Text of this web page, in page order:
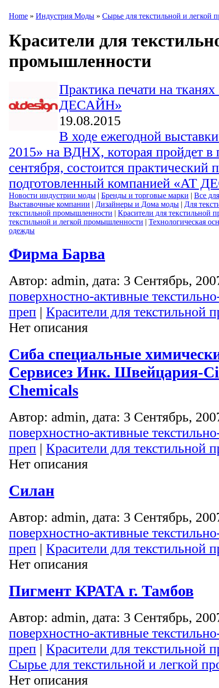
Home » Индустрия Моды » Сырье для текстильной и легкой
Красители для
промышленности
Практика печати на
ДЕСАЙН»
19.08.2015
В ходе ежегодной
2015» на ВДНХ, которая пройдет
сентября, состоится практический
подготовленный компанией «АТ
Новости индустрии моды | Бренды и торговые марки | Все
Выставочные компании | Дизайнеры и Дома моды | Для
текстильной промышленности | Красители для текстильной
текстильной и легкой промышленности | Технологическая
одежды
Фирма Барва
Автор: admin, дата: 3 Сентябрь,
поверхностно-активные
преп | Красители для текстильной
Нет описания
Сиба специальные
Сервисез Инк. Швейцария-
Chemicals
Автор: admin, дата: 3 Сентябрь,
поверхностно-активные
преп | Красители для текстильной
Нет описания
Силан
Автор: admin, дата: 3 Сентябрь,
поверхностно-активные
преп | Красители для текстильной
Нет описания
Пигмент КРАТА г. Тамбов
Автор: admin, дата: 3 Сентябрь,
поверхностно-активные
преп | Красители для текстильной
Сырье для текстильной и легкой
Нет описания